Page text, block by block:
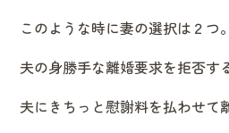
このような時に妻の選択は２つ。
夫の身勝手な離婚要求を拒否す
夫にきちっと慰謝料を払わせて